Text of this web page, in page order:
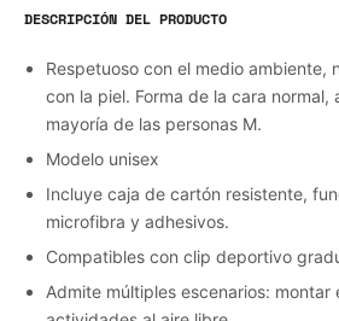
DESCRIPCIÓN DEL PRODUCTO
Respetuoso con el medio ambiente,
con la piel. Forma de la cara normal,
mayoría de las personas M.
Modelo unisex
Incluye caja de cartón resistente,
microfibra y adhesivos.
Compatibles con clip deportivo
Admite múltiples escenarios: